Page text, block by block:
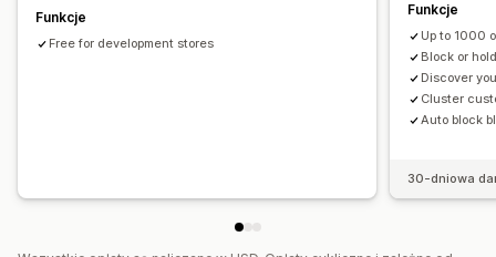
Alerty i analizy
Alerty o wysokim ryzyku
Alerty o obciążeniu zwrotnym
Powiadomienia dotyczące oszustw
Funkcje
Free for development stores
Funkcje
Up to 1000
Block or
Discover
Cluster
Auto block
30-dniowa